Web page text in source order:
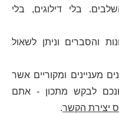
בלי דילוגים, בלי
והסברים וניתן לשאול
מעניינים ומקוריים אשר
לבקש מתכון - אתם
יצירת הקשר.